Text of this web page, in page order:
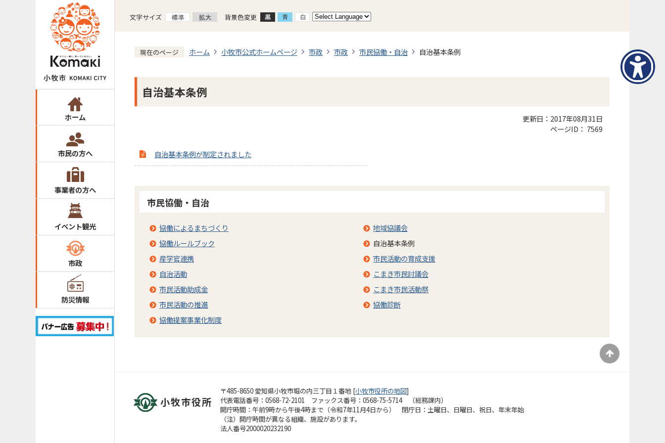
ホーム
市民の方へ
事業者の方へ
イベント観光
市政
防災情報
文字サイズ 背景色変更
現在のページ ホーム 小牧市公式ホームページ 市政 市政 市民協働・自治 自治基本条例
自治基本条例
更新日：2017年08月31日
ページID： 7569
自治基本条例が制定されました
市民協働・自治
協働によるまちづくり
地域協議会
協働ルールブック
自治基本条例
産学官連携
市民活動の育成支援
自治活動
こまき市民討議会
市民活動助成金
こまき市民活動祭
市民活動の推進
協働診断
協働提案事業化制度
小牧市役所
〒485-8650 愛知県小牧市堀の内三丁目１番地 [小牧市役所の地図]
代表電話番号：0568-72-2101 ファックス番号：0568-75-5714 （総務課内）
開庁時間：午前9時から午後4時まで（令和7年11月4日から） 閉庁日：土曜日、日曜日、祝日、年末年始
（注）開庁時間が異なる組織、施設があります。
法人番号2000020232190